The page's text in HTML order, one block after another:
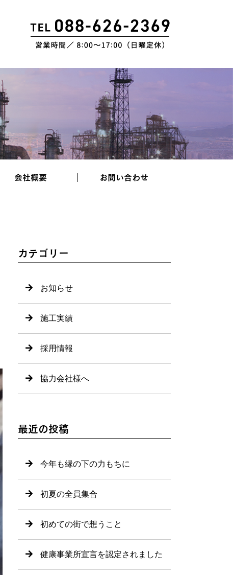
会社概要 お問い合わせ
カテゴリー
お知らせ
施工実績
採用情報
協力会社様へ
最近の投稿
今年も縁の下の力もちに
初夏の全員集合
初めての街で想うこと
健康事業所宣言を認定されました